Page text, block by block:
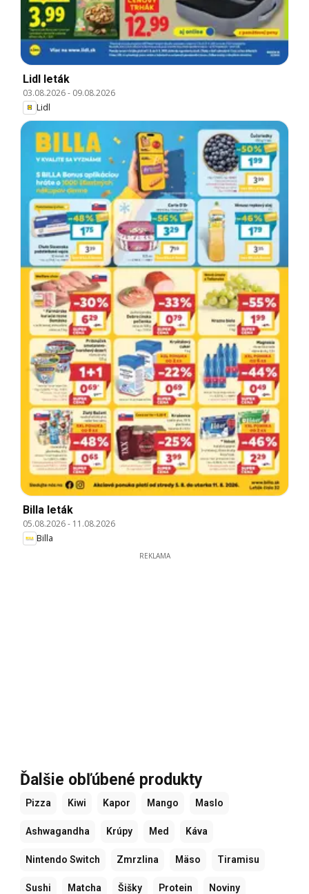
Lidl leták
03.08.2026- 09.08.2026
Lidl
Billa leták
05.08.2026- 11.08.2026
Billa
REKLAMA
Ďalšie obľúbené produkty
Pizza Kiwi Kapor Mango Maslo
Ashwagandha Krúpy Med Káva
Nintendo Switch Zmrzlina Mäso Tiramisu
Sushi Matcha Šišky Protein Noviny